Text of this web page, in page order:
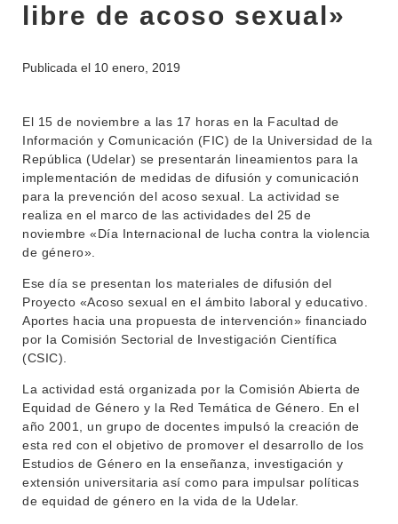
INSTITUCIONAL
DEPARTAMENTOS
ENSEÑANZA
INVESTIGACIÓN
EXTENSIÓN
SERVICIOS
LLAMADOS
NOTICIAS
CONTACTO
BEDELÍA
EVA FCS
OFERTA DE GRADO
POSGRADOS
MOVILIDAD ACADÉMICA
BIBLIOTECA
libre de acoso sexual»
Publicada el 10 enero, 2019
El 15 de noviembre a las 17 horas en la Facultad de
Información y Comunicación (FIC) de la Universidad de la
República (Udelar) se presentarán lineamientos para la
implementación de medidas de difusión y comunicación
para la prevención del acoso sexual. La actividad se
realiza en el marco de las actividades del 25 de
noviembre «Día Internacional de lucha contra la violencia
de género».
Ese día se presentan los materiales de difusión del
Proyecto «Acoso sexual en el ámbito laboral y educativo.
Aportes hacia una propuesta de intervención» financiado
por la Comisión Sectorial de Investigación Científica
(CSIC).
La actividad está organizada por la Comisión Abierta de
Equidad de Género y la Red Temática de Género. En el
año 2001, un grupo de docentes impulsó la creación de
esta red con el objetivo de promover el desarrollo de los
Estudios de Género en la enseñanza, investigación y
extensión universitaria así como para impulsar políticas
de equidad de género en la vida de la Udelar.